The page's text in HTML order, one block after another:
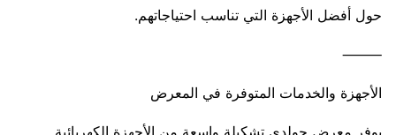
حول أفضل الأجهزة التي تناسب احتياجاتهم.
⸻
الأجهزة والخدمات المتوفرة في المعرض
يوفر معرض جولدي تشكيلة واسعة من الأجهزة الكهربائية